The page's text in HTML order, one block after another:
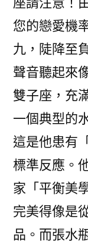
您的戀愛機
九，陡降至
聲音聽起來
雙子座，充
一個典型的
這是他患有
標準反應。
家「平衡美
完美得像是
品。而張水